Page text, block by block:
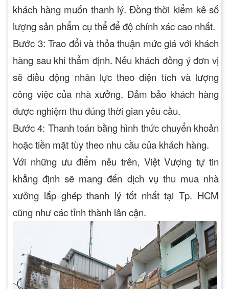
khách hàng muốn thanh lý. Đồng thời kiểm kê số
lượng sản phẩm cụ thể để độ chính xác cao nhất.
Bước 3: Trao đổi và thỏa thuận mức giá với khách
hàng sau khi thẩm định. Nếu khách đồng ý đơn vị
sẽ điều động nhân lực theo diện tích và lượng
công việc của nhà xưởng. Đảm bảo khách hàng
được nghiệm thu đúng thời gian yêu cầu.
Bước 4: Thanh toán bằng hình thức chuyển khoản
hoặc tiền mặt tùy theo nhu cầu của khách hàng.
Với những ưu điểm nêu trên, Việt Vượng tự tin
khẳng định sẽ mang đến dịch vụ thu mua nhà
xưởng lắp ghép thanh lý tốt nhất tại Tp. HCM
cũng như các tỉnh thành lân cận.